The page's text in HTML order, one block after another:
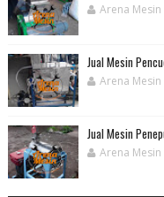
Arena Mesin
Jual Mesin
Arena Mesin
Jual Mesin
Arena Mesin